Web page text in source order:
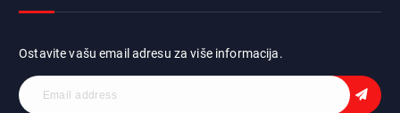
Ostavite vašu email adresu za više informacija.